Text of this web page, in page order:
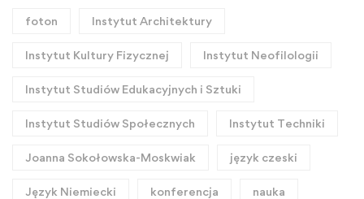
foton Instytut Architektury
Instytut Kultury Fizycznej Instytut Neofilologii
Instytut Studiów Edukacyjnych i Sztuki
Instytut Studiów Społecznych Instytut Techniki
Joanna Sokołowska-Moskwiak język czeski
Język Niemiecki konferencja nauka